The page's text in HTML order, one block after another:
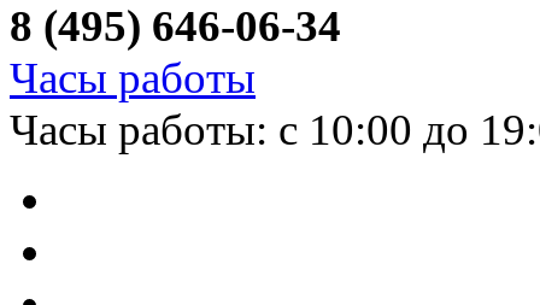
8 (495) 646-06-34
Часы работы
Часы работы: с 10:00 до